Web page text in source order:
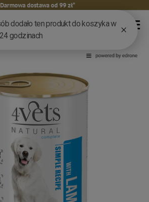
Darmowa dostawa od 99 zł*